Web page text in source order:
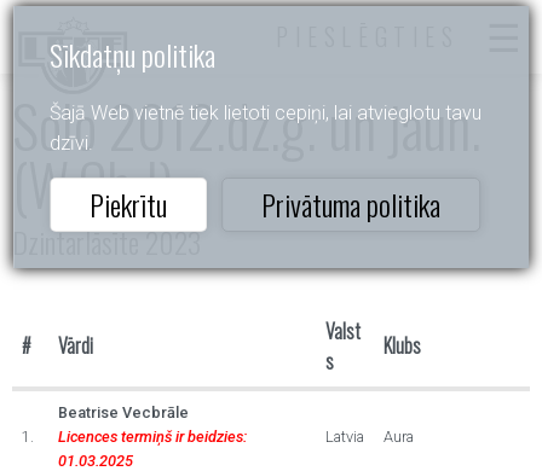
Sīkdatņu politika
Šajā Web vietnē tiek lietoti cepiņi, lai atvieglotu tavu
dzīvi.
Piekrītu Privātuma politika
Solo 2012.dz.g. un jaun.
(W,Ch,J)
Dzintarlāsīte 2023
# Vārdi
Valst
s
Klubs
1.
Beatrise Vecbrāle
Licences termiņš ir beidzies:
01.03.2025
Latvia Aura